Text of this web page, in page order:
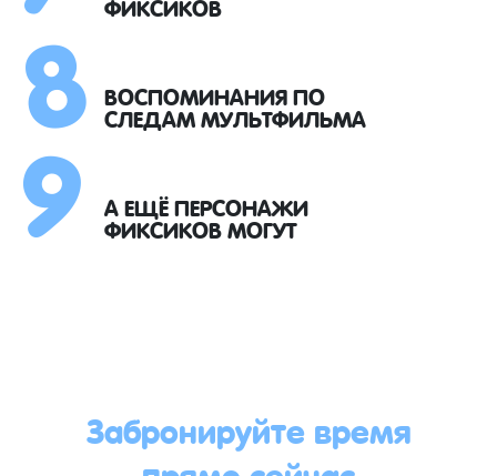
ВОСПОМИНАНИЯ ПО
СЛЕДАМ МУЛЬТФИЛЬМА
А ЕЩЁ ПЕРСОНАЖИ
ФИКСИКОВ МОГУТ
Забронируйте время